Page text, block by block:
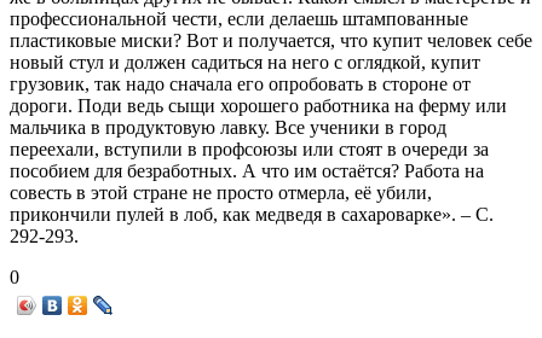
профессиональной чести, если делаешь штампованные
пластиковые миски? Вот и получается, что купит человек себе
новый стул и должен садиться на него с оглядкой, купит
грузовик, так надо сначала его опробовать в стороне от
дороги. Поди ведь сыщи хорошего работника на ферму или
мальчика в продуктовую лавку. Все ученики в город
переехали, вступили в профсоюзы или стоят в очереди за
пособием для безработных. А что им остаётся? Работа на
совесть в этой стране не просто отмерла, её убили,
прикончили пулей в лоб, как медведя в сахароварке». – С.
292-293.
0